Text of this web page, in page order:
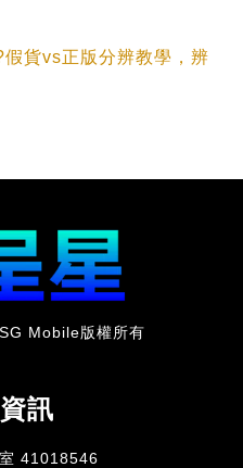
貨vs正版分辨教學，辨
Mobile版權所有
訊
41018546